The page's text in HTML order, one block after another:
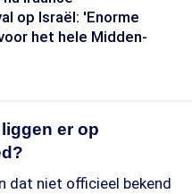
op Israël: 'Enorme
het hele Midden-
er op
dat niet officieel bekend